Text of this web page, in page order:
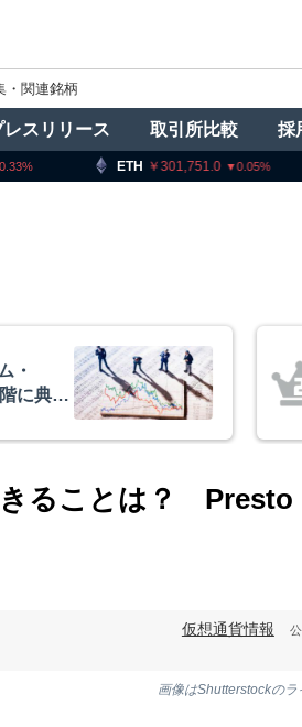
・関連銘柄
レスリリース 取引所比較 採
XRP 164.37
庫制限強化を
金融庁と警
ることは？ Presto
仮想通貨情報
画像はShutterstockの